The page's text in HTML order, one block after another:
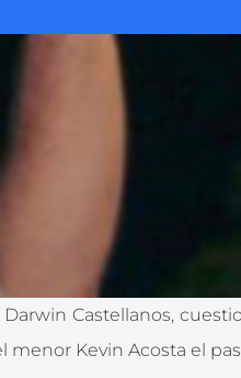
Castellanos,
Kevin Acosta el